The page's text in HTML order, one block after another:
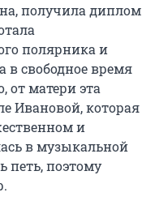
получила диплом
полярника и
в свободное время
от матери эта
Ивановой, которая
и
в музыкальной
петь, поэтому